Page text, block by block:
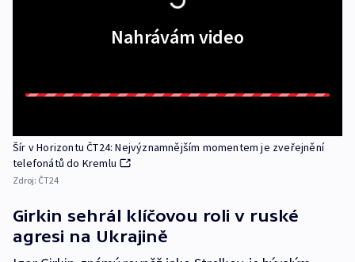
Nahrávám video
Šír v Horizontu ČT24: Nejvýznamnějším momentem je zveřejnění
telefonátů do Kremlu
Zdroj: ČT24
Girkin sehrál klíčovou roli v ruské
agresi na Ukrajině